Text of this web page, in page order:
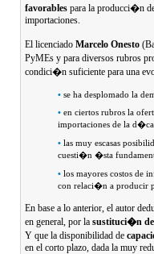
favorables para la producci�n
importaciones.
El licenciado Marcelo Onesto
PyMEs y para diversos rubros
condici�n suficiente para una
• se ha desplomado la
• en ciertos rubros la
importaciones de la
• las muy escasas
cuesti�n �sta
• los mayores costos de
con relaci�n a producir
En base a lo anterior, el autor
en general, por la sustituci�n
Y que la disponibilidad de
en el corto plazo, dada la muy